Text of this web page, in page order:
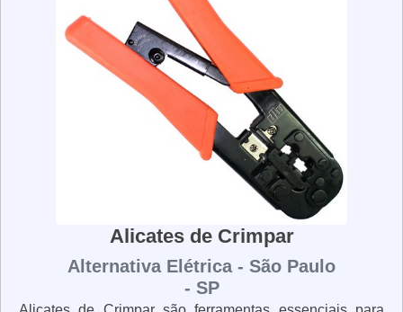
ergonômicos para garantir que você trabalhe com
conforto e segurança. Se você está procurando por
alicates de corte de qualidade, não procure mais. Nossos
alicates de corte são fabricados com materiais de alta
qualidade e possuem lâminas afiadas e resistentes para
garantir que você trabalhe com segurança e precisão.
Alicates de Crimpar
Alternativa Elétrica - São Paulo
- SP